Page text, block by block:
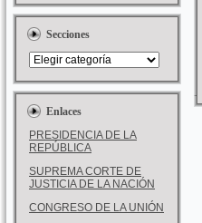
Secciones
Enlaces
PRESIDENCIA DE LA
REPÚBLICA
SUPREMA CORTE DE
JUSTICIA DE LA NACIÓN
CONGRESO DE LA UNIÓN